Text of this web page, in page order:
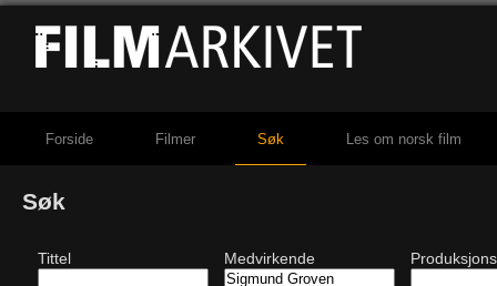
Forside Filmer Søk Les om norsk film
Søk
Tittel Medvirkende